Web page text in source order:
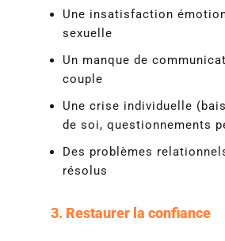
Une insatisfaction
sexuelle
Un manque de
couple
Une crise individuelle
de soi, questionnements
Des problèmes
résolus
3. Restaurer la confiance